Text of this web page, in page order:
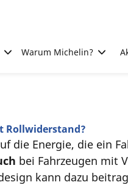
Warum Michelin?
Rollwiderstand?
die Energie, die ein
bei Fahrzeugen mit
kann dazu